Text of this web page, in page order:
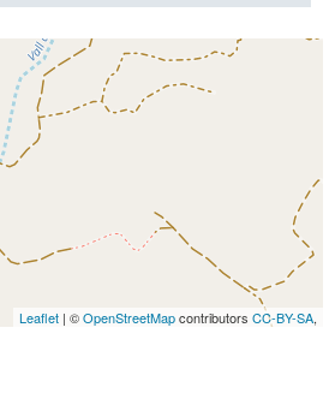
Leaflet | ©OpenStreetMapcontributors CC-BY-SA,